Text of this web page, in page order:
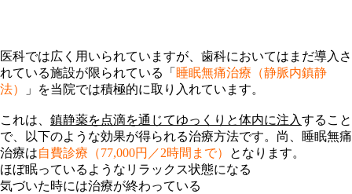
医科では広く用いられていますが、歯科においてはまだ導入さ
れている施設が限られている「 睡眠無痛治療（静脈内鎮静
法）
」を当院では積極的に取り入れています。
これは、 鎮静薬を点滴を通じてゆっくりと体内に注入すること
で、以下のような効果が得られる治療方法です。尚、睡眠無痛
治療は自費診療（77,000円／2時間まで）
となります。
ほぼ眠っているようなリラックス状態になる
気づいた時には治療が終わっている